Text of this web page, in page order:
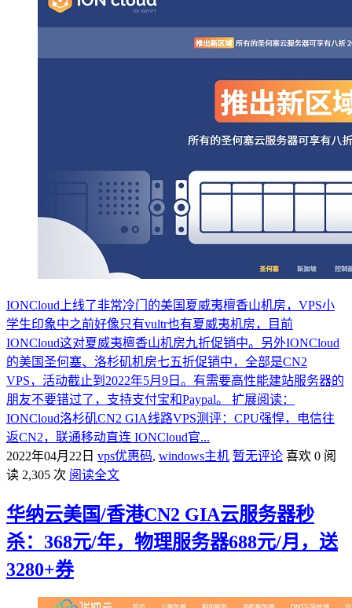
IONCloud上线了非常冷门的美国夏威夷檀香山机房，VPS小
学生印象中之前好像只有vultr也有夏威夷机房，目前
IONCloud这对夏威夷檀香山机房九折促销中。另外IONCloud
的美国圣何塞、洛杉矶机房七五折促销中，全部是CN2
VPS，活动截止到2022年5月9日。有需要高性能建站服务器的
朋友不要错过了，支持支付宝和Paypal。 扩展阅读：
IONCloud洛杉矶CN2 GIA线路VPS测评：CPU强悍，电信往
返CN2，联通移动直连 IONCloud官...
2022年04月22日 vps优惠码, windows主机 暂无评论 喜欢 0 阅
读 2,305 次 阅读全文
华纳云美国/香港CN2 GIA云服务器秒
杀：368元/年，物理服务器688元/月，送
3280+券